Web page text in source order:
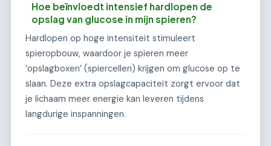
Hoe beïnvloedt intensief hardlopen de
opslag van glucose in mijn spieren?
Hardlopen op hoge intensiteit stimuleert
spieropbouw, waardoor je spieren meer
‘opslagboxen’ (spiercellen) krijgen om glucose op te
slaan. Deze extra opslagcapaciteit zorgt ervoor dat
je lichaam meer energie kan leveren tijdens
langdurige inspanningen.